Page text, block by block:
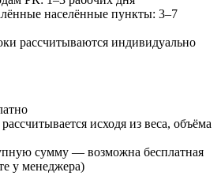
населённые пункты: 3–7
рассчитываются индивидуально
исходя из веса, объёма
сумму — возможна бесплатная
у менеджера)